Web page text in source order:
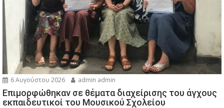
6 Αυγούστου 2026 admin admin
Eπιμορφώθηκαν σε θέματα διαχείρισης του άγχους
εκπαιδευτικοί του Μουσικού Σχολείου